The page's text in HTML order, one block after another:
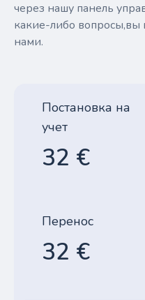
через нашу панель
какие-либо вопросы,вы
нами.
Постановка на
учет
32 €
Перенос
32 €